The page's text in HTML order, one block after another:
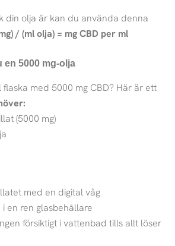
din olja är kan du använda denna
/ (ml olja) = mg CBD per ml
en 5000 mg-olja
med 5000 mg CBD? Här är ett
(5000 mg)
med en digital våg
en ren glasbehållare
försiktigt i vattenbad tills allt löser